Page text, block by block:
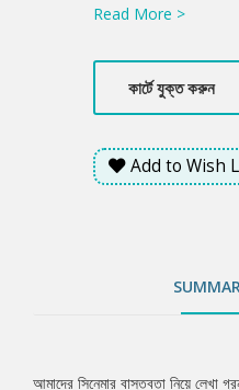
আলোচনা করেছেন গল্পের
লেখকের এই চেষ্টা
Read More >
কার্টে যুক্ত করুন
Add to Wish
আমাদের সিনেমার বাস্তবতা নিয়ে লেখা